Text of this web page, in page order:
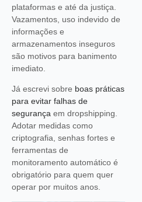
plataformas e até da justiça.
Vazamentos, uso indevido de
informações e
armazenamentos inseguros
são motivos para banimento
imediato.
Já escrevi sobre boas práticas
para evitar falhas de
segurança em dropshipping.
Adotar medidas como
criptografia, senhas fortes e
ferramentas de
monitoramento automático é
obrigatório para quem quer
operar por muitos anos.